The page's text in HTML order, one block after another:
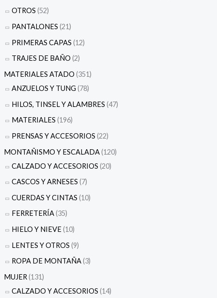
OTROS (52)
PANTALONES (21)
PRIMERAS CAPAS (12)
TRAJES DE BAÑO (2)
MATERIALES ATADO (351)
ANZUELOS Y TUNG (78)
HILOS, TINSEL Y ALAMBRES (47)
MATERIALES (196)
PRENSAS Y ACCESORIOS (22)
MONTAÑISMO Y ESCALADA(120)
CALZADO Y ACCESORIOS (20)
CASCOS Y ARNESES (7)
CUERDAS Y CINTAS (10)
FERRETERÍA(35)
HIELO Y NIEVE(10)
LENTES Y OTROS (9)
ROPA DE MONTAÑA(3)
MUJER(131)
CALZADO Y ACCESORIOS (14)